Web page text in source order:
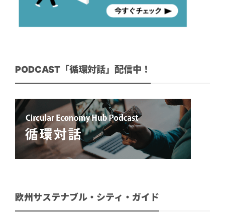
PODCAST「循環対話」配信中！
欧州サステナブル・シティ・ガイド